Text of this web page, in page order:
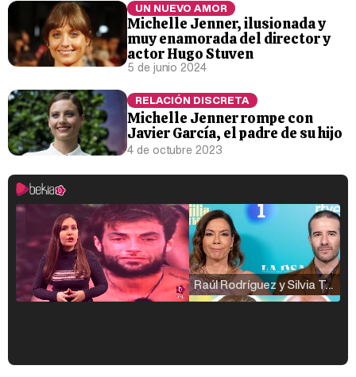
UN NUEVO AMOR
Michelle Jenner, ilusionada y
muy enamorada del director y
actor Hugo Stuven
5 de junio 2024
RELACIÓN DISCRETA
Michelle Jenner rompe con
Javier García, el padre de su hijo
4 de octubre 2023
Raúl Rodríguez y Silvia Taulés nos cuentan su papel en 'La familia de la tele'